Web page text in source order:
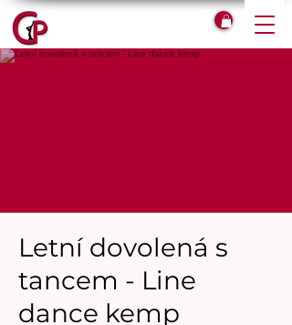
Letní dovolená s
tancem - Line
dance kemp